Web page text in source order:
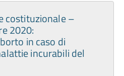
costituzionale –
2020:
in caso di
incurabili del